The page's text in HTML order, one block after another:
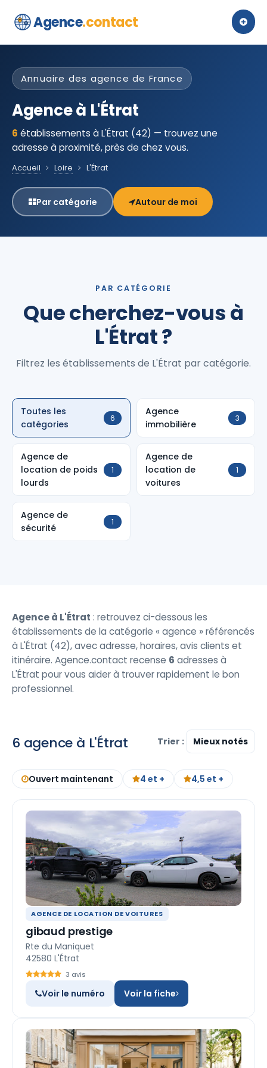
Agence.contact
Annuaire des agence de France
Agence à L'Étrat
6 établissements à L'Étrat (42) — trouvez une
adresse à proximité, près de chez vous.
Accueil Loire L'Étrat
Par catégorie Autour de moi
PAR CATÉGORIE
Que cherchez-vous à
L'Étrat ?
Filtrez les établissements de L'Étrat par catégorie.
Toutes les
catégories
6
Agence
immobilière
3
Agence de
location de poids
lourds
1
Agence de
location de
voitures
1
Agence de
sécurité
1
Agence à L'Étrat : retrouvez ci-dessous les
établissements de la catégorie « agence » référencés
à L'Étrat (42), avec adresse, horaires, avis clients et
itinéraire. Agence.contact recense 6 adresses à
L'Étrat pour vous aider à trouver rapidement le bon
professionnel.
6 agence à L'Étrat Trier :
Ouvert maintenant 4 et + 4,5 et +
AGENCE DE LOCATION DE VOITURES
gibaud prestige
Rte du Maniquet
42580 L'Étrat
3 avis
Voir le numéro Voir la fiche